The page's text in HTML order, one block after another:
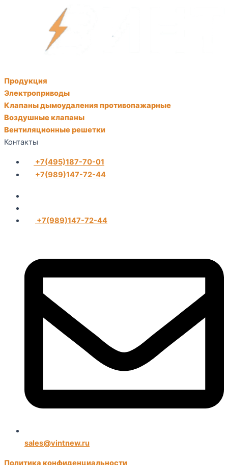
Продукция
Электроприводы
Клапаны дымоудаления противопажарные
Воздушные клапаны
Вентиляционные решетки
Контакты
+7(495)187-70-01
+7(989)147-72-44
+7(989)147-72-44
sales@vintnew.ru
Политика конфиденциальности